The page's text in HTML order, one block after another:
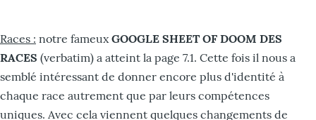
Races : notre fameuxGOOGLE SHEET OF DOOM DES
RACES (verbatim) a atteint la page 7.1. Cette fois il nous a
semblé intéressant de donner encore plus d'identité à
chaque race autrement que par leurs compétences
uniques. Avec cela viennent quelques changements de